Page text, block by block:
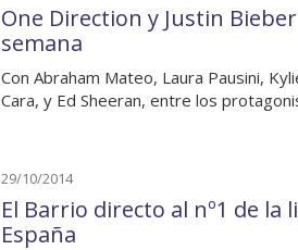
One Direction y Justin
semana
Con Abraham Mateo, Laura Pausini,
Cara, y Ed Sheeran, entre los
29/10/2014
El Barrio directo al nº1 de la
España